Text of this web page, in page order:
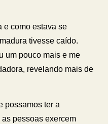
e como estava se
tivesse caído.
um pouco mais e me
revelando mais de
possamos ter a
pessoas exercem